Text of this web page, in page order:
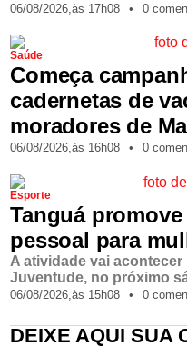
06/08/2026,às 17h08 • 0
Saúde
Começa
cadernetas de
moradores de
06/08/2026,às 16h08 • 0
Esporte
Tanguá
pessoal para
A atividade vai
Juventude, no próximo
06/08/2026,às 15h08 • 0
DEIXE AQUI SUA